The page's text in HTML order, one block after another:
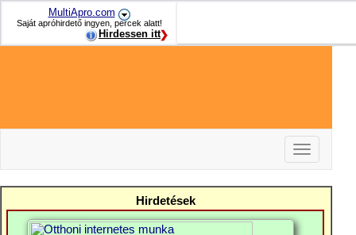
MultiApro.com
Saját apróhirdető ingyen, percek alatt!
Hirdessen itt
Toggle
navigation
-
-
Hirdetések